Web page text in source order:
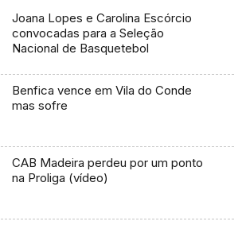
Joana Lopes e Carolina Escórcio
convocadas para a Seleção
Nacional de Basquetebol
Benfica vence em Vila do Conde
mas sofre
CAB Madeira perdeu por um ponto
na Proliga (vídeo)